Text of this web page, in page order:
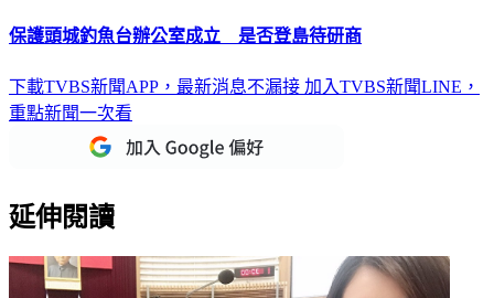
保護頭城釣魚台辦公室成立 是否登島待研商
下載TVBS新聞APP，最新消息不漏接 加入TVBS新聞LINE，
重點新聞一次看
延伸閱讀